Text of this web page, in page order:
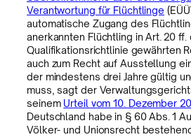
Verantwortung für Flüchtlinge
automatische Zugang des
anerkannten Flüchtling in Art. 20 ff.
Qualifikationsrichtlinie gewährten
auch zum Recht auf Ausstellung
der mindestens drei Jahre gültig
muss, sagt der
seinem Urteil vom 10. Dezember
Deutschland habe in § 60 Abs. 1
Völker- und Unionsrecht